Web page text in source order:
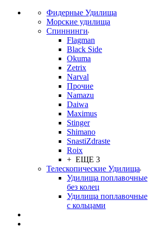
Фидерные Удилища
Морские удилища
Спиннинги
Flagman
Black Side
Okuma
Zetrix
Narval
Прочие
Namazu
Daiwa
Maximus
Stinger
Shimano
SnastiZdraste
Roix
+ ЕЩЕ 3
Телескопические Удилища
Удилища поплавочные
без колец
Удилища поплавочные
с кольцами